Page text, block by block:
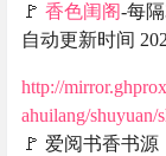
🚩 香色闺阁-每
自动更新时间
http://
ahuilang/shuyuan/
🚩 爱阅书香书源